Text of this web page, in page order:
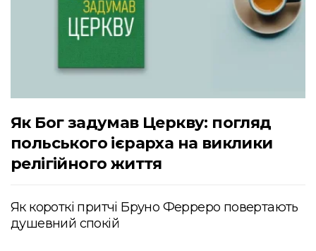
Як Бог задумав Церкву: погляд
польського ієрарха на виклики
релігійного життя
Як короткі притчі Бруно Ферреро повертають
душевний спокій